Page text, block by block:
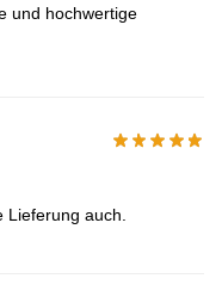
und hochwertige
auch.